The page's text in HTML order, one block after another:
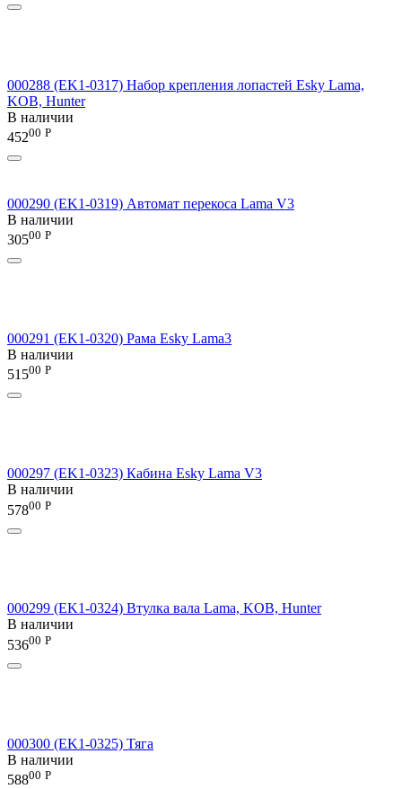
000288 (EK1-0317) Набор крепления лопастей Esky Lama,
KOB, Hunter
В наличии
45200 Р
000290 (EK1-0319) Автомат перекоса Lama V3
В наличии
30500 Р
000291 (EK1-0320) Рама Esky Lama3
В наличии
51500 Р
000297 (EK1-0323) Кабина Esky Lama V3
В наличии
57800 Р
000299 (EK1-0324) Втулка вала Lama, KOB, Hunter
В наличии
53600 Р
000300 (EK1-0325) Тяга
В наличии
58800 Р